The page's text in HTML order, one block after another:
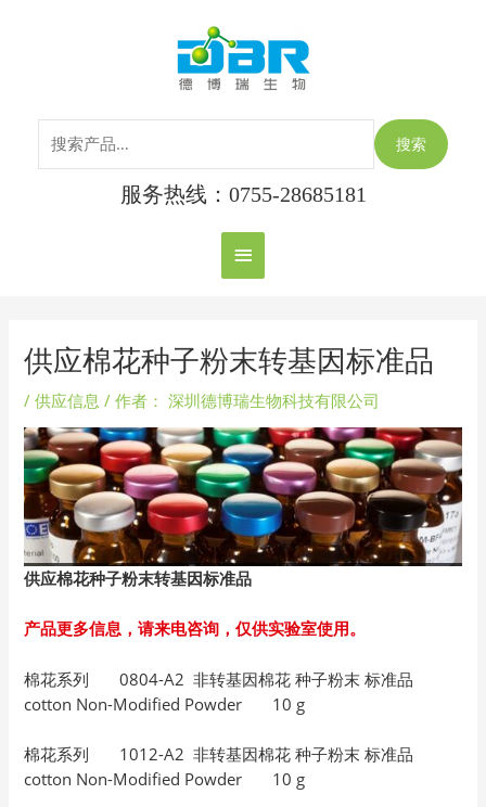
主
菜
单
搜索
服务热线：0755-28685181
供应棉花种子粉末转基因标准品
/供应信息 / 作者： 深圳德博瑞生物科技有限公司
供应棉花种子粉末转基因标准品
产品更多信息，请来电咨询，仅供实验室使用。
棉花系列 0804-A2 非转基因棉花 种子粉末 标准品
cotton Non-Modified Powder 10 g
棉花系列 1012-A2 非转基因棉花 种子粉末 标准品
cotton Non-Modified Powder 10 g